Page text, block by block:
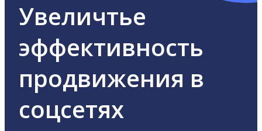
Увеличтье
эффективность
продвижения в
соцсетях